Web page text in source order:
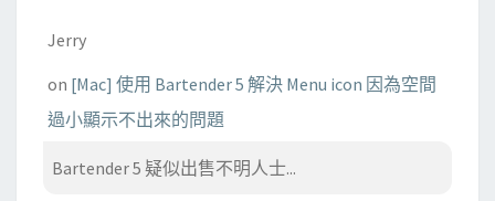
Jerry
on [Mac] 使用 Bartender 5 解決 Menu icon 因為空間
過小顯示不出來的問題
Bartender 5 疑似出售不明人士...